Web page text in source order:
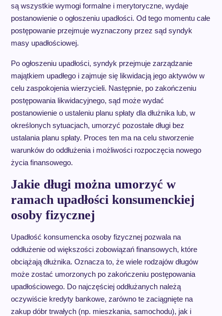
są wszystkie wymogi formalne i merytoryczne, wydaje
postanowienie o ogłoszeniu upadłości. Od tego momentu całe
postępowanie przejmuje wyznaczony przez sąd syndyk
masy upadłościowej.
Po ogłoszeniu upadłości, syndyk przejmuje zarządzanie
majątkiem upadłego i zajmuje się likwidacją jego aktywów w
celu zaspokojenia wierzycieli. Następnie, po zakończeniu
postępowania likwidacyjnego, sąd może wydać
postanowienie o ustaleniu planu spłaty dla dłużnika lub, w
określonych sytuacjach, umorzyć pozostałe długi bez
ustalania planu spłaty. Proces ten ma na celu stworzenie
warunków do oddłużenia i możliwości rozpoczęcia nowego
życia finansowego.
Jakie długi można umorzyć w
ramach upadłości konsumenckiej
osoby fizycznej
Upadłość konsumencka osoby fizycznej pozwala na
oddłużenie od większości zobowiązań finansowych, które
obciążają dłużnika. Oznacza to, że wiele rodzajów długów
może zostać umorzonych po zakończeniu postępowania
upadłościowego. Do najczęściej oddłużanych należą
oczywiście kredyty bankowe, zarówno te zaciągnięte na
zakup dóbr trwałych (np. mieszkania, samochodu), jak i